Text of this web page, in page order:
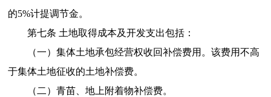
的5%计提调节金。
第七条 土地取得成本及开发支出包括：
（一）集体土地承包经营权收回补偿费用。该费用不高
于集体土地征收的土地补偿费。
（二）青苗、地上附着物补偿费。